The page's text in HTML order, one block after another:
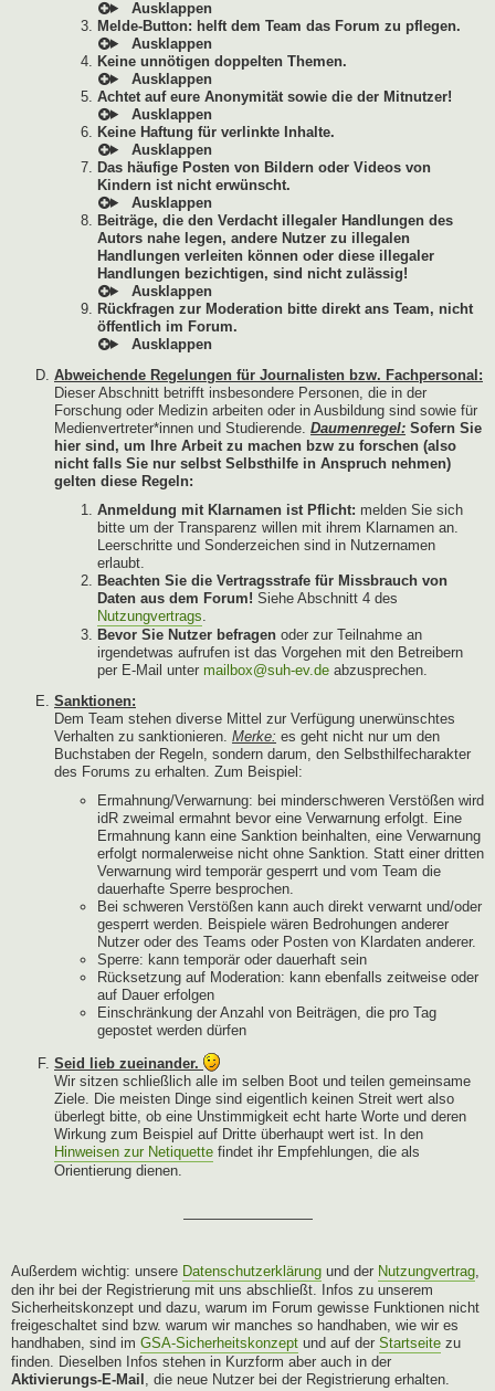
Melde-Button: helft dem Team das Forum zu pflegen.
Keine unnötigen doppelten Themen.
Achtet auf eure Anonymität sowie die der Mitnutzer!
Keine Haftung für verlinkte Inhalte.
Das häufige Posten von Bildern oder Videos von
Kindern ist nicht erwünscht.
Beiträge, die den Verdacht illegaler Handlungen des
Autors nahe legen, andere Nutzer zu illegalen
Handlungen verleiten können oder diese illegaler
Handlungen bezichtigen, sind nicht zulässig!
Rückfragen zur Moderation bitte direkt ans Team, nicht
öffentlich im Forum.
Abweichende Regelungen für Journalisten bzw. Fachpersonal:
Dieser Abschnitt betrifft insbesondere Personen, die in der
Forschung oder Medizin arbeiten oder in Ausbildung sind sowie für
Medienvertreter*innen und Studierende. Daumenregel: Sofern Sie
hier sind, um Ihre Arbeit zu machen bzw zu forschen (also
nicht falls Sie nur selbst Selbsthilfe in Anspruch nehmen)
gelten diese Regeln:
Anmeldung mit Klarnamen ist Pflicht: melden Sie sich
bitte um der Transparenz willen mit ihrem Klarnamen an.
Leerschritte und Sonderzeichen sind in Nutzernamen
erlaubt.
Beachten Sie die Vertragsstrafe für Missbrauch von
Daten aus dem Forum! Siehe Abschnitt 4 des
Nutzungvertrags.
Bevor Sie Nutzer befragen oder zur Teilnahme an
irgendetwas aufrufen ist das Vorgehen mit den Betreibern
per E-Mail unter mailbox@suh-ev.de abzusprechen.
Sanktionen:
Dem Team stehen diverse Mittel zur Verfügung unerwünschtes
Verhalten zu sanktionieren. Merke: es geht nicht nur um den
Buchstaben der Regeln, sondern darum, den Selbsthilfecharakter
des Forums zu erhalten. Zum Beispiel:
Ermahnung/Verwarnung: bei minderschweren Verstößen wird
idR zweimal ermahnt bevor eine Verwarnung erfolgt. Eine
Ermahnung kann eine Sanktion beinhalten, eine Verwarnung
erfolgt normalerweise nicht ohne Sanktion. Statt einer dritten
Verwarnung wird temporär gesperrt und vom Team die
dauerhafte Sperre besprochen.
Bei schweren Verstößen kann auch direkt verwarnt und/oder
gesperrt werden. Beispiele wären Bedrohungen anderer
Nutzer oder des Teams oder Posten von Klardaten anderer.
Sperre: kann temporär oder dauerhaft sein
Rücksetzung auf Moderation: kann ebenfalls zeitweise oder
auf Dauer erfolgen
Einschränkung der Anzahl von Beiträgen, die pro Tag
gepostet werden dürfen
Seid lieb zueinander.
Wir sitzen schließlich alle im selben Boot und teilen gemeinsame
Ziele. Die meisten Dinge sind eigentlich keinen Streit wert also
überlegt bitte, ob eine Unstimmigkeit echt harte Worte und deren
Wirkung zum Beispiel auf Dritte überhaupt wert ist. In den
Hinweisen zur Netiquette findet ihr Empfehlungen, die als
Orientierung dienen.
—————————
Außerdem wichtig: unsere Datenschutzerklärung und der Nutzungvertrag,
den ihr bei der Registrierung mit uns abschließt. Infos zu unserem
Sicherheitskonzept und dazu, warum im Forum gewisse Funktionen nicht
freigeschaltet sind bzw. warum wir manches so handhaben, wie wir es
handhaben, sind im GSA-Sicherheitskonzept und auf der Startseite zu
finden. Dieselben Infos stehen in Kurzform aber auch in der
Aktivierungs-E-Mail , die neue Nutzer bei der Registrierung erhalten.